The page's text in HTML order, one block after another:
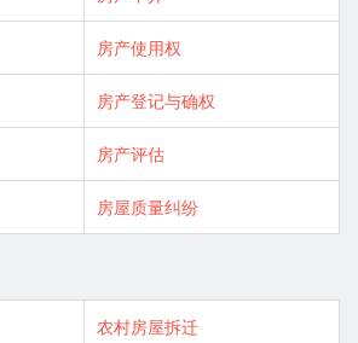
房产使用权
房产登记与确权
房产评估
房屋质量纠纷
农村房屋拆迁